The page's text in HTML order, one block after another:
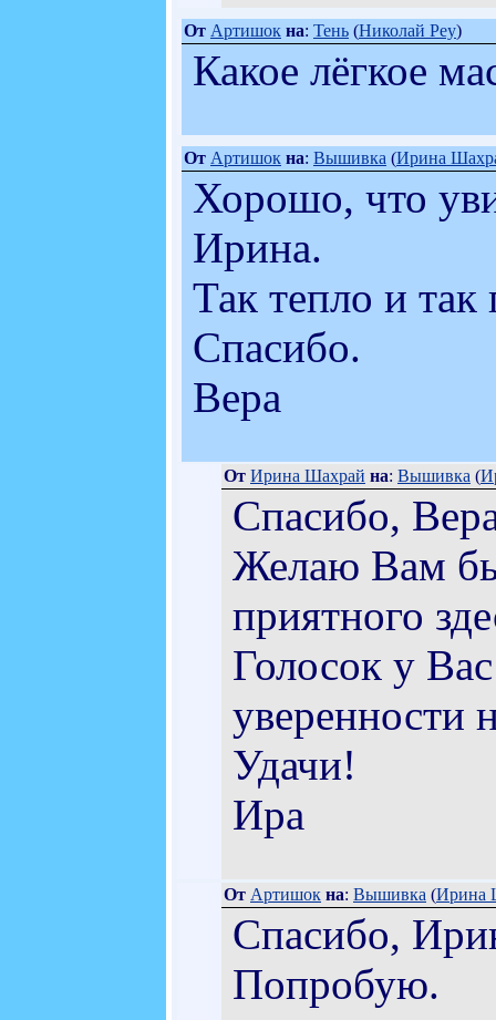
От Артишок на: Тень (Николай Реу)
Какое лёгкое
От Артишок на: Вышивка (Ирина
Хорошо, что
Ирина.
Так тепло и
Спасибо.
Вера
От Ирина Шахрай на: Вышивка (
Спасибо,
Желаю Вам
приятного
Голосок у
уверенности
Удачи!
Ира
От Артишок на: Вышивка (Ирина
Спасибо,
Попробую.